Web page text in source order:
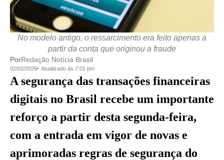
No modelo antigo, o ressarcimento era feito apenas a
partir da conta que originou a fraude
PorRedação Notícia Brasil
02/02/2026 Atualizado às 7:01 pm
A segurança das transações financeiras
digitais no Brasil recebe um importante
reforço a partir desta segunda-feira,
com a entrada em vigor de novas e
aprimoradas regras de segurança do